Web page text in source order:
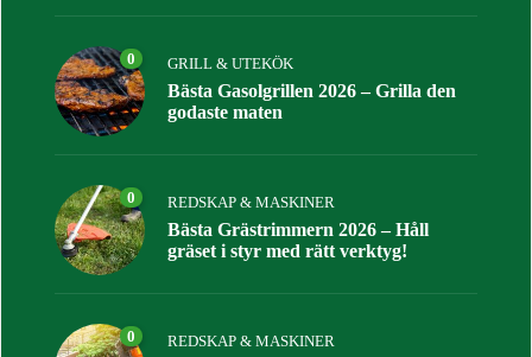
0 GRILL & UTEKÖK
Bästa Gasolgrillen 2026 – Grilla den
godaste maten
0 REDSKAP & MASKINER
Bästa Grästrimmern 2026 – Håll
gräset i styr med rätt verktyg!
0 REDSKAP & MASKINER